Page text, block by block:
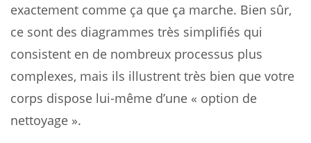
exactement comme ça que ça marche. Bien sûr,
ce sont des diagrammes très simplifiés qui
consistent en de nombreux processus plus
complexes, mais ils illustrent très bien que votre
corps dispose lui-même d’une « option de
nettoyage ».